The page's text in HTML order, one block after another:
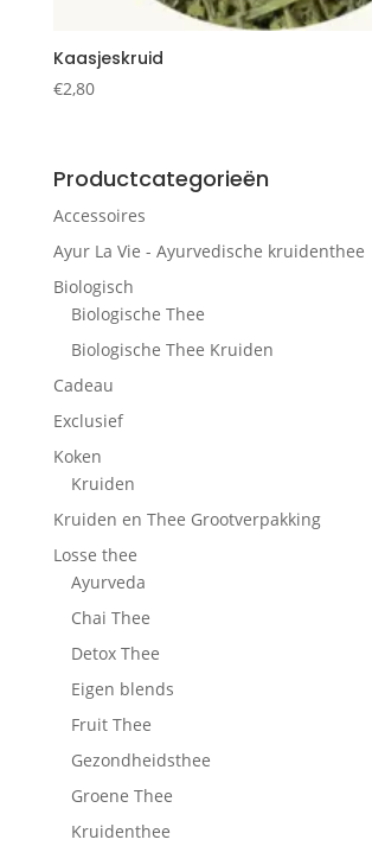
Kaasjeskruid
€2,80
Productcategorieën
Accessoires
Ayur La Vie - Ayurvedische kruidenthee
Biologisch
Biologische Thee
Biologische Thee Kruiden
Cadeau
Exclusief
Koken
Kruiden
Kruiden en Thee Grootverpakking
Losse thee
Ayurveda
Chai Thee
Detox Thee
Eigen blends
Fruit Thee
Gezondheidsthee
Groene Thee
Kruidenthee